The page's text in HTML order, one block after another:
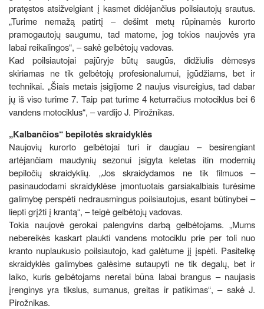
pratęstos atsižvelgiant į kasmet didėjančius poilsiautojų srautus.
„Turime nemažą patirtį – dešimt metų rūpinamės kurorto
pramogautojų saugumu, tad matome, jog tokios naujovės yra
labai reikalingos“, – sakė gelbėtojų vadovas.
Kad poilsiautojai pajūryje būtų saugūs, didžiulis dėmesys
skiriamas ne tik gelbėtojų profesionalumui, įgūdžiams, bet ir
technikai. „Šiais metais įsigijome 2 naujus visureigius, tad dabar
jų iš viso turime 7. Taip pat turime 4 keturračius motociklus bei 6
vandens motociklus“, – vardijo J. Pirožnikas.
„Kalbančios“ bepilotės skraidyklės
Naujovių kurorto gelbėtojai turi ir daugiau – besirengiant
artėjančiam maudynių sezonui įsigyta keletas itin modernių
bepiločių skraidyklių. „Jos skraidydamos ne tik filmuos –
pasinaudodami skraidyklėse įmontuotais garsiakalbiais turėsime
galimybę perspėti nedrausmingus poilsiautojus, esant būtinybei –
liepti grįžti į krantą“, – teigė gelbėtojų vadovas.
Tokia naujovė gerokai palengvins darbą gelbėtojams. „Mums
nebereikės kaskart plaukti vandens motociklu prie per toli nuo
kranto nuplaukusio poilsiautojo, kad galėtume jį įspėti. Pasitelkę
skraidyklės galimybes galėsime sutaupyti ne tik degalų, bet ir
laiko, kuris gelbėtojams neretai būna labai brangus – naujasis
įrenginys yra tikslus, sumanus, greitas ir patikimas“, – sakė J.
Pirožnikas.